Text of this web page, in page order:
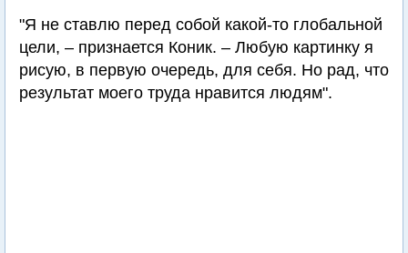
"Я не ставлю перед собой какой-то глобальной
цели, – признается Коник. – Любую картинку я
рисую, в первую очередь, для себя. Но рад, что
результат моего труда нравится людям".